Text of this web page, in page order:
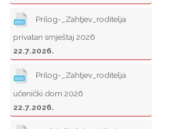
Prilog-_Zahtjev_roditelja
privatan smještaj 2026
22.7.2026.
Prilog-_Zahtjev_roditelja
učenički dom 2026
22.7.2026.